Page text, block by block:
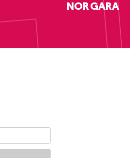
NOR GARA